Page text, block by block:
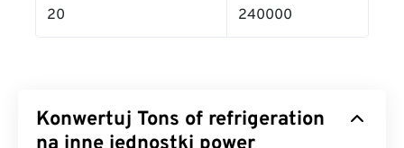
20 240000
Konwertuj Tons of refrigeration